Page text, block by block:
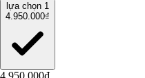
lựa chọn 1
4.950.000₫